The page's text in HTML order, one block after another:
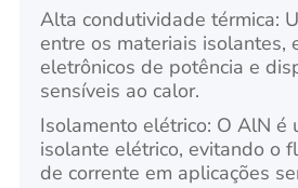
Alta condutividade térmica:
entre os materiais isolantes,
eletrônicos de potência e
sensíveis ao calor.
Isolamento elétrico: O AlN é
isolante elétrico, evitando o
de corrente em aplicações